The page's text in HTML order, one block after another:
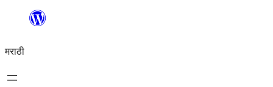
सामुग्रीवर
मराठी